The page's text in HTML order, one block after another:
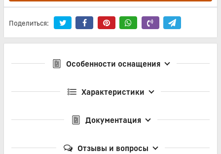
Поделиться:
Особенности оснащения
Характеристики
Документация
Отзывы и вопросы